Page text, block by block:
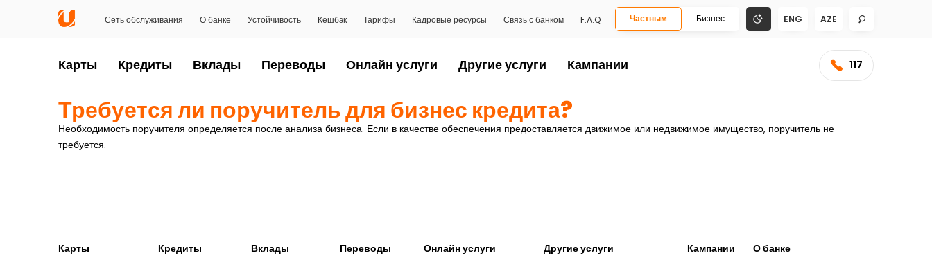
Сеть обслуживания О банке Устойчивость Кешбэк Тарифы Кадровые ресурсы Связь с банком F.A.Q Частным Бизнес ENG AZE
Карты Кредиты Вклады Переводы Онлайн услуги Другие услуги Кампании 117
Требуется ли поручитель для бизнес кредита?
Необходимость поручителя определяется после анализа бизнеса. Если в качестве обеспечения предоставляется движимое или недвижимое имущество, поручитель не
требуется.
Карты Кредиты Вклады Переводы Онлайн услуги Другие услуги Кампании О банке